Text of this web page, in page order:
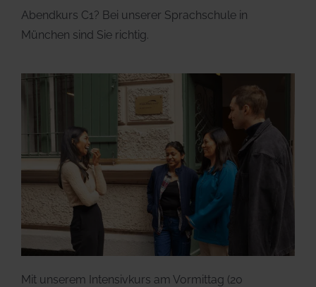
Abendkurs C1? Bei unserer Sprachschule in
München sind Sie richtig.
Mit unserem Intensivkurs am Vormittag (20